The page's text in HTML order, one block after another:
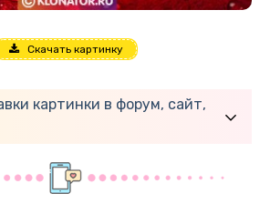
Скачать картинку
картинки в форум, сайт,